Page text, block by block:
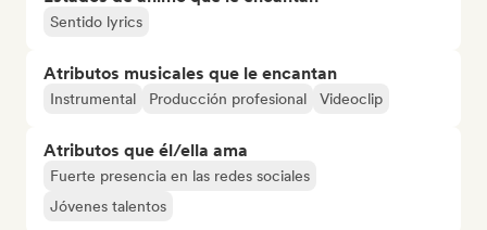
Sentido lyrics
Atributos musicales que le encantan
Instrumental Producción profesional Videoclip
Atributos que él/ella ama
Fuerte presencia en las redes sociales
Jóvenes talentos